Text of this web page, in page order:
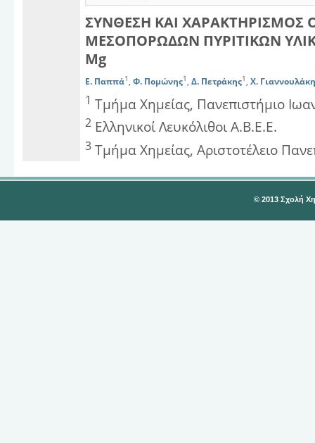
ΣΥΝΘΕΣΗ ΚΑΙ
ΜΕΣΟΠΟΡΩΔΩΝ ΠΥΡΙΤΙΚΩΝ
Mg
E. Παππά1 , Φ. Πομώνης1 , Δ. Πετράκης1 , Χ.
1 Τμήμα Χημείας, Πανεπιστήμιο
2 Ελληνικοί Λευκόλιθοι Α.B.E.Ε.
3 Τμήμα Χημείας, Αριστοτέλειο
© 2013 Σχολή